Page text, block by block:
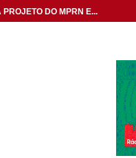
DO MPRN E...